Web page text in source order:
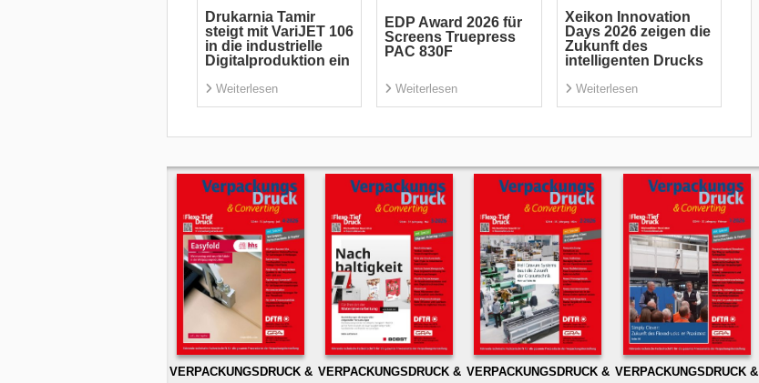
Drukarnia Tamir
steigt mit VariJET 106
in die industrielle
Digitalproduktion ein
Weiterlesen
EDP Award 2026 für
Screens Truepress
PAC 830F
Weiterlesen
Xeikon Innovation
Days 2026 zeigen die
Zukunft des
intelligenten Drucks
Weiterlesen
VERPACKUNGSDRUCK & VERPACKUNGSDRUCK & VERPACKUNGSDRUCK & VERPACKUNGSDRUCK &